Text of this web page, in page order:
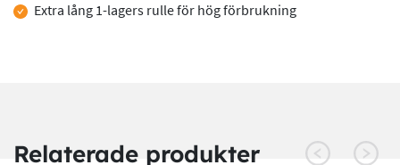
Produktinformation
Extra lång 1-lagers rulle för hög förbrukning
Relaterade produkter